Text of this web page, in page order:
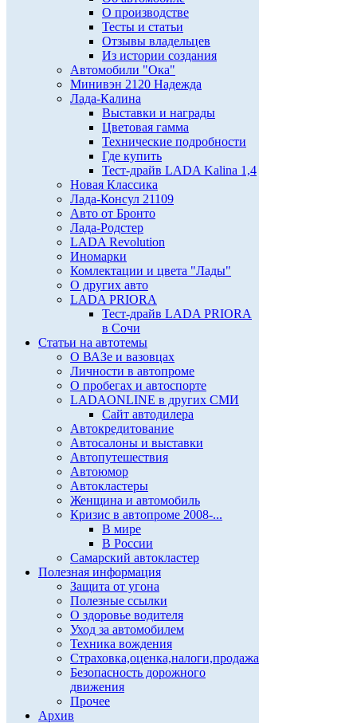
О производстве
Тесты и статьи
Отзывы владельцев
Из истории создания
Автомобили "Ока"
Минивэн 2120 Надежда
Лада-Калина
Выставки и награды
Цветовая гамма
Технические подробности
Где купить
Тест-драйв LADA Kalina 1,4
Новая Классика
Лада-Консул 21109
Авто от Бронто
Лада-Родстер
LADA Revolution
Иномарки
Комлектации и цвета "Лады"
О других авто
LADA PRIORA
Тест-драйв LADA PRIORA
в Сочи
Статьи на автотемы
О ВАЗе и вазовцах
Личности в автопроме
О пробегах и автоспорте
LADAONLINE в других СМИ
Сайт автодилера
Автокредитование
Автосалоны и выставки
Автопутешествия
Автоюмор
Автокластеры
Женщина и автомобиль
Кризис в автопроме 2008-...
В мире
В России
Самарский автокластер
Полезная информация
Защита от угона
Полезные ссылки
О здоровье водителя
Уход за автомобилем
Техника вождения
Страховка,оценка,налоги,продажа
Безопасность дорожного
движения
Прочее
Архив